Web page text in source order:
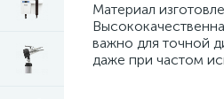
Материал
важно для точной
даже при частом